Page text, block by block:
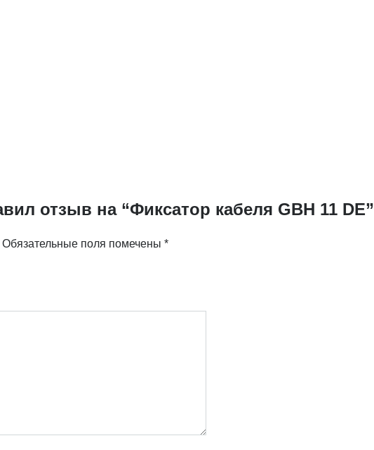
отзыв на “Фиксатор кабеля GBH 11 DE”
Обязательные поля помечены *